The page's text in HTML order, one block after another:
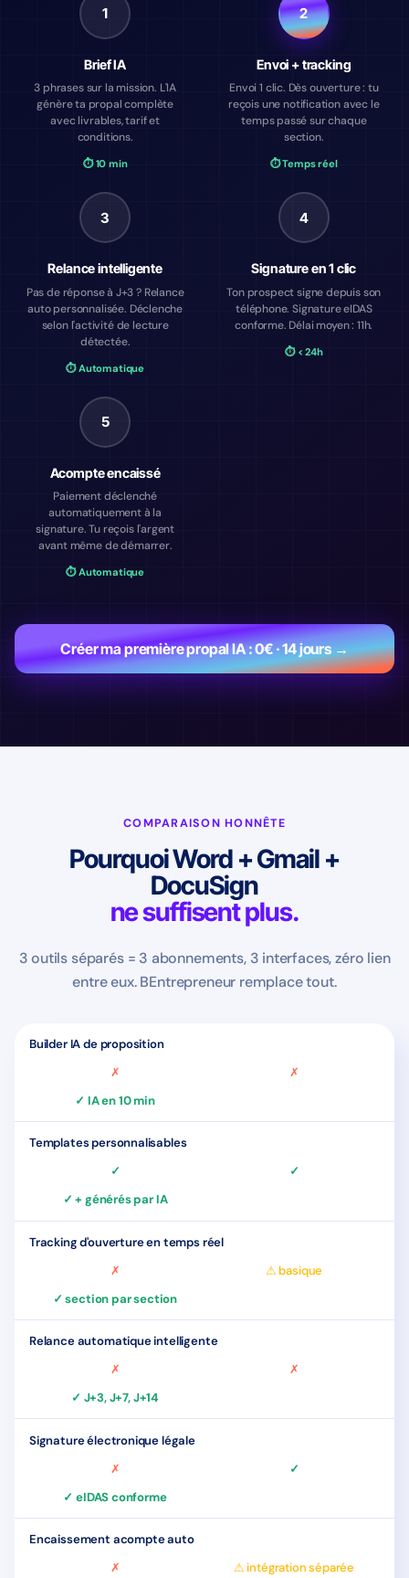
1
Brief IA
3 phrases sur la mission. L'IA
génère ta propal complète
avec livrables, tarif et
conditions.
⏱ 10 min
2
Envoi + tracking
Envoi 1 clic. Dès ouverture : tu
reçois une notification avec le
temps passé sur chaque
section.
⏱ Temps réel
3
Relance intelligente
Pas de réponse à J+3 ? Relance
auto personnalisée. Déclenche
selon l'activité de lecture
détectée.
⏱ Automatique
4
Signature en 1 clic
Ton prospect signe depuis son
téléphone. Signature eIDAS
conforme. Délai moyen : 11h.
⏱ < 24h
5
Acompte encaissé
Paiement déclenché
automatiquement à la
signature. Tu reçois l'argent
avant même de démarrer.
⏱ Automatique
Créer ma première propal IA : 0€ · 14 jours →
COMPARAISON HONNÊTE
Pourquoi Word + Gmail +
DocuSign
ne suffisent plus.
3 outils séparés = 3 abonnements, 3 interfaces, zéro lien
entre eux. BEntrepreneur remplace tout.
Builder IA de proposition
✗
✗
✓ IA en 10 min
Templates personnalisables
✓
✓
✓ + générés par IA
Tracking d'ouverture en temps réel
✗
⚠ basique
✓ section par section
Relance automatique intelligente
✗
✗
✓ J+3, J+7, J+14
Signature électronique légale
✗
✓
✓ eIDAS conforme
Encaissement acompte auto
✗
⚠ intégration séparée